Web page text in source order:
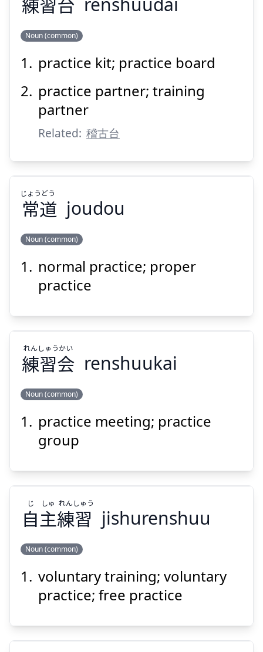
台
れん
しゅう
だい
Noun (common)
practice kit; practice board
practice partner; training
partner
Related: 稽古台
じょう
どう
常道
じょう どう
joudou
Noun (common)
normal practice; proper
practice
練
れん
しゅう
かい
練習会
れん しゅうかい
renshuukai
Noun (common)
practice meeting; practice
group
自
主
練
習
じ
しゅ
れん
しゅう
自主練習
じ しゅ れん しゅう
jishurenshuu
Noun (common)
voluntary training; voluntary
practice; free practice